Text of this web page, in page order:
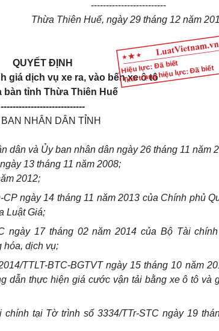
Hiệu lực: Đã biết
Tình trạng hiệu lực: Đã biết
-------------------------
Thừa Thiên Huế, ngày 29 tháng 12 năm
QUYẾT ĐỊNH
giá dịch vụ xe ra, vào bến xe ô tô
bàn tỉnh Thừa Thiên Huế
----------------------------
NHÂN DÂN TỈNH
dân và Ủy ban nhân dân ngày 26 tháng 11 năm
13 tháng 11 năm 2008;
2012;
ngày 14 tháng 11 năm 2013 của Chính phủ
Luật Giá;
ngày 17 tháng 02 năm 2014 của Bộ Tài chính
hóa, dịch vụ;
TTLT-BTC-BGTVT ngày 15 tháng 10 năm
dẫn thực hiện giá cước vận tải bằng xe ô tô và
tại Tờ trình số 3334/TTr-STC ngày 19